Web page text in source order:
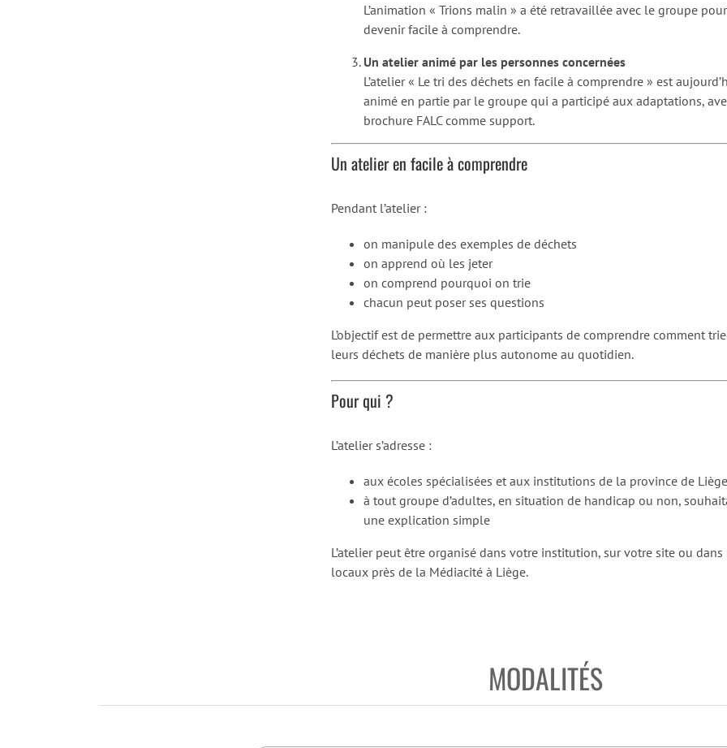
L’animation « Trions malin » a été retravaillée avec le groupe pour
devenir facile à comprendre.
Un atelier animé par les personnes concernées
L’atelier « Le tri des déchets en facile à comprendre » est
animé en partie par le groupe qui a participé aux adaptations,
brochure FALC comme support.
Un atelier en facile à comprendre
Pendant l’atelier :
on manipule des exemples de déchets
on apprend où les jeter
on comprend pourquoi on trie
chacun peut poser ses questions
L’objectif est de permettre aux participants de comprendre comment
leurs déchets de manière plus autonome au quotidien.
Pour qui ?
L’atelier s’adresse :
aux écoles spécialisées et aux institutions de la province de Liège
à tout groupe d’adultes, en situation de handicap ou non,
une explication simple
L’atelier peut être organisé dans votre institution, sur votre site ou dans
locaux près de la Médiacité à Liège.
MODALITÉS